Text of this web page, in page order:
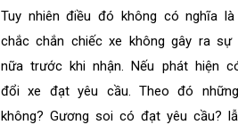
Tuy nhiên điều đó không có nghĩa
chắc chắn chiếc xe không gây ra
nữa trước khi nhận. Nếu phát hiện
đổi xe đạt yêu cầu. Theo đó
không? Gương soi có đạt yêu cầu?